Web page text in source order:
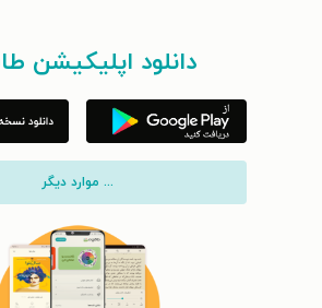
دانلود اپلیکیشن
... موارد دیگر